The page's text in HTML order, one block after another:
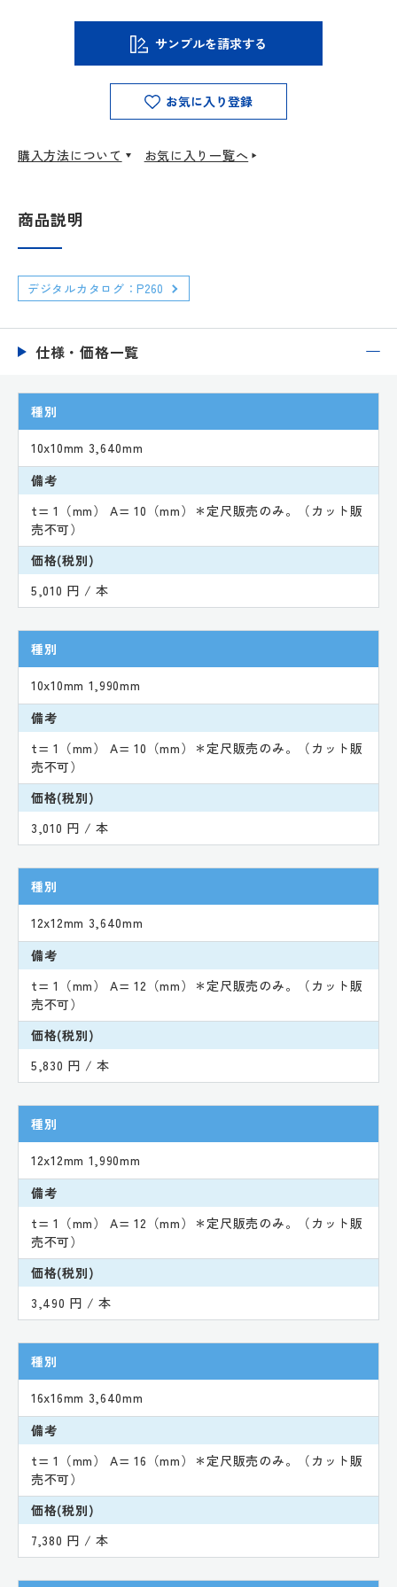
サンプルを請求する
お気に入り登録
購入方法について お気に入り一覧へ
商品説明
デジタルカタログ：P260
仕様・価格一覧
種別
10x10mm 3,640mm
備考
t= 1（mm） A= 10（mm）＊定尺販売のみ。（カット販
売不可）
価格(税別)
5,010 円 / 本
種別
10x10mm 1,990mm
備考
t= 1（mm） A= 10（mm）＊定尺販売のみ。（カット販
売不可）
価格(税別)
3,010 円 / 本
種別
12x12mm 3,640mm
備考
t= 1（mm） A= 12（mm）＊定尺販売のみ。（カット販
売不可）
価格(税別)
5,830 円 / 本
種別
12x12mm 1,990mm
備考
t= 1（mm） A= 12（mm）＊定尺販売のみ。（カット販
売不可）
価格(税別)
3,490 円 / 本
種別
16x16mm 3,640mm
備考
t= 1（mm） A= 16（mm）＊定尺販売のみ。（カット販
売不可）
価格(税別)
7,380 円 / 本